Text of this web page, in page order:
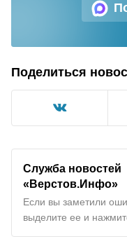
Поделиться
Служба новостей
«Верстов.Инфо»
Если вы заметили
выделите ее и